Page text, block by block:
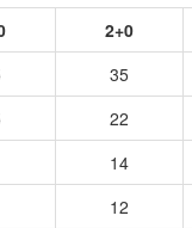
2+0
35
22
14
12